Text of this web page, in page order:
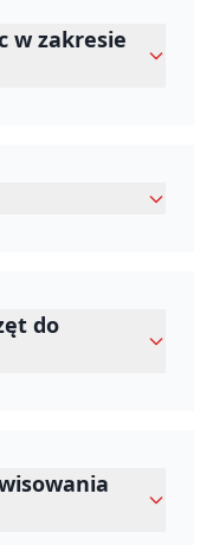
w zakresie
do